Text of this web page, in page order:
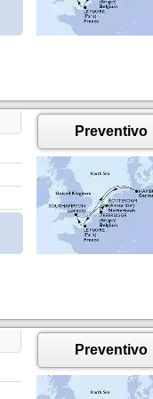
Preventivo
Preventivo